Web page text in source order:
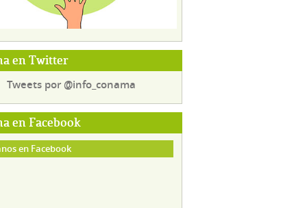
en Twitter
Tweets por @info_conama
en Facebook
en Facebook